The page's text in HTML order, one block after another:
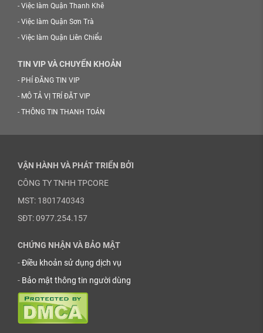
- Việc làm Quận Thanh Khê
- Việc làm Quận Sơn Trà
- Việc làm Quận Liên Chiểu
TIN VIP VÀ CHUYỂN KHOẢN
- PHÍ ĐĂNG TIN VIP
- MÔ TẢ VỊ TRÍ ĐẶT VIP
- THÔNG TIN THANH TOÁN
VẬN HÀNH VÀ PHÁT TRIỂN BỞI
CÔNG TY TNHH TPCORE
MST: 1801740343
SĐT: 0977.254.157
CHỨNG NHẬN VÀ BẢO MẬT
-Điều khoản sử dụng dịch vụ
- Bảo mật thông tin người dùng